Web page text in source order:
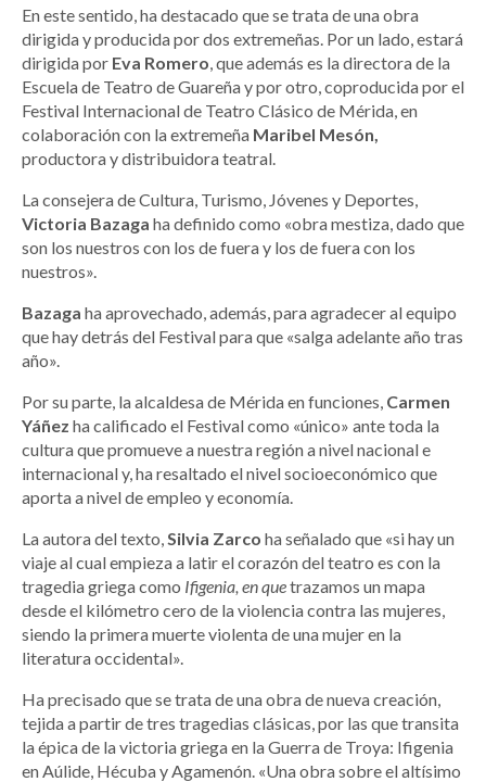
En este sentido, ha destacado que se trata de una obra
dirigida y producida por dos extremeñas. Por un lado, estará
dirigida por Eva Romero , que además es la directora de la
Escuela de Teatro de Guareña y por otro, coproducida por el
Festival Internacional de Teatro Clásico de Mérida, en
colaboración con la extremeña Maribel Mesón,
productora y distribuidora teatral.
La consejera de Cultura, Turismo, Jóvenes y Deportes,
Victoria Bazaga ha definido como «obra mestiza, dado que
son los nuestros con los de fuera y los de fuera con los
nuestros».
Bazaga ha aprovechado, además, para agradecer al equipo
que hay detrás del Festival para que «salga adelante año tras
año».
Por su parte, la alcaldesa de Mérida en funciones, Carmen
Yáñez ha calificado el Festival como «único» ante toda la
cultura que promueve a nuestra región a nivel nacional e
internacional y, ha resaltado el nivel socioeconómico que
aporta a nivel de empleo y economía.
La autora del texto, Silvia Zarco ha señalado que «si hay un
viaje al cual empieza a latir el corazón del teatro es con la
tragedia griega como Ifigenia, en quetrazamos un mapa
desde el kilómetro cero de la violencia contra las mujeres,
siendo la primera muerte violenta de una mujer en la
literatura occidental».
Ha precisado que se trata de una obra de nueva creación,
tejida a partir de tres tragedias clásicas, por las que transita
la épica de la victoria griega en la Guerra de Troya: Ifigenia
en Aúlide, Hécuba y Agamenón. «Una obra sobre el altísimo